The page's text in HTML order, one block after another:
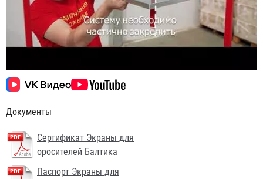
Документы
Сертификат Экраны для
оросителей Балтика
Паспорт Экраны для